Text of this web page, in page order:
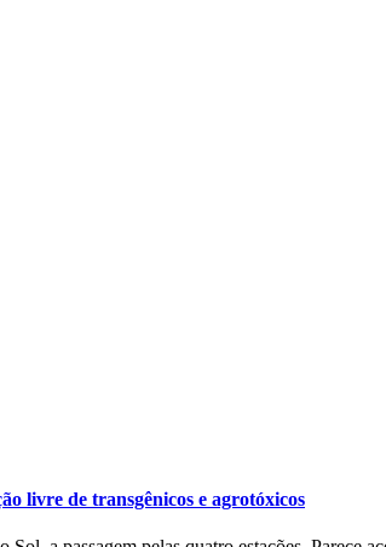
livre de transgênicos e agrotóxicos